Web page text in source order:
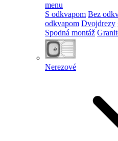
menu
S odkvapom Bez
odkvapom Dvojdrezy
Spodná montáž
Nerezové